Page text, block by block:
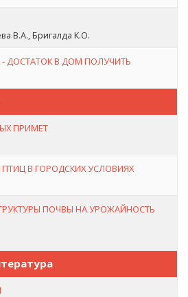
В.А., Бригалда К.О.
ДОСТАТОК В ДОМ ПОЛУЧИТЬ
ПРИМЕТ
В ГОРОДСКИХ УСЛОВИЯХ
ПОЧВЫ НА УРОЖАЙНОСТЬ